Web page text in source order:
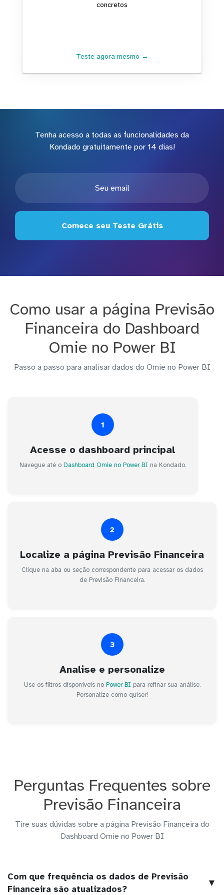
concretos
Teste agora mesmo →
Tenha acesso a todas as funcionalidades da
Kondado gratuitamente por 14 dias!
Comece seu Teste Grátis
Como usar a página Previsão
Financeira do Dashboard
Omie no Power BI
Passo a passo para analisar dados do Omie no Power BI
1
Acesse o dashboard principal
Navegue até o Dashboard Omie no Power BI na Kondado.
2
Localize a página Previsão Financeira
Clique na aba ou seção correspondente para acessar os dados
de Previsão Financeira.
3
Analise e personalize
Use os filtros disponíveis no Power BI para refinar sua análise.
Personalize como quiser!
Perguntas Frequentes sobre
Previsão Financeira
Tire suas dúvidas sobre a página Previsão Financeira do
Dashboard Omie no Power BI
Com que frequência os dados de Previsão
Financeira são atualizados?
▼